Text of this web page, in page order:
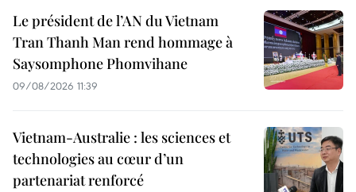
Le président de l’AN du Vietnam
Tran Thanh Man rend hommage à
Saysomphone Phomvihane
09/08/2026 11:39
Vietnam-Australie : les sciences et
technologies au cœur d’un
partenariat renforcé